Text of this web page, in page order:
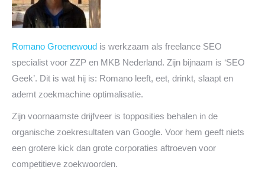
Romano Groenewoud is werkzaam als freelance SEO
specialist voor ZZP en MKB Nederland. Zijn bijnaam is ‘SEO
Geek’. Dit is wat hij is: Romano leeft, eet, drinkt, slaapt en
ademt zoekmachine optimalisatie.
Zijn voornaamste drijfveer is topposities behalen in de
organische zoekresultaten van Google. Voor hem geeft niets
een grotere kick dan grote corporaties aftroeven voor
competitieve zoekwoorden.